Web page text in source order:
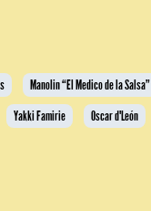
Manolin “El Medico de la Salsa”
Yakki Famirie Oscar d'León